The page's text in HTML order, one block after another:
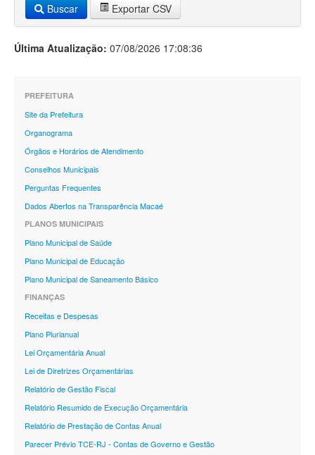
Buscar Exportar CSV
Última Atualização: 07/08/2026 17:08:36
PREFEITURA
Site da Prefeitura
Organograma
Órgãos e Horários de Atendimento
Conselhos Municipais
Perguntas Frequentes
Dados Abertos na Transparência Macaé
PLANOS MUNICIPAIS
Plano Municipal de Saúde
Plano Municipal de Educação
Plano Municipal de Saneamento Básico
FINANÇAS
Receitas e Despesas
Plano Plurianual
Lei Orçamentária Anual
Lei de Diretrizes Orçamentárias
Relatório de Gestão Fiscal
Relatório Resumido de Execução Orçamentária
Relatório de Prestação de Contas Anual
Parecer Prévio TCE-RJ - Contas de Governo e Gestão